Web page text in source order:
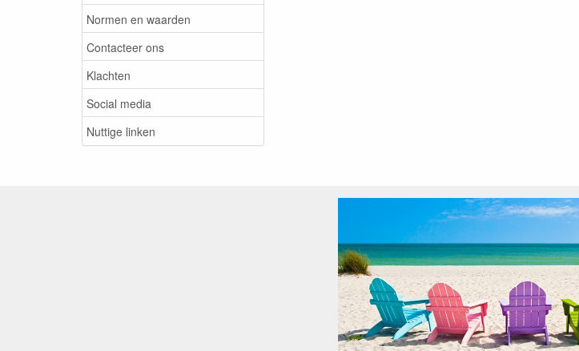
Normen en waarden
Contacteer ons
Klachten
Social media
Nuttige linken